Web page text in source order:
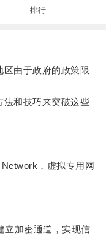
排行
由于政府的政策限
和技巧来突破这些
，虚拟专用网
加密通道，实现信